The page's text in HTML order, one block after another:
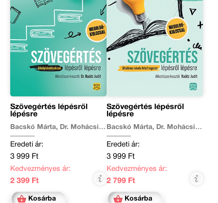
Szövegértés lépésről
lépésre
Bacskó Márta, Dr. Mohácsi
Nikolett, Kiss-Madocsai
Kinga Dóra, Micskei-Kőrös
Katalin, Raátz Judit, Sáfrán
Eredeti ár:
3 999 Ft
Kedvezményes ár:
2 399 Ft
Kosárba
Szövegértés lépésről
lépésre
Bacskó Márta, Dr. Mohácsi
Nikolett, Kiss-Madocsai
Kinga Dóra, Micskei-Kőrös
Katalin, Raátz Judit, Sáfrán
Eredeti ár:
3 999 Ft
Kedvezményes ár:
2 799 Ft
Kosárba